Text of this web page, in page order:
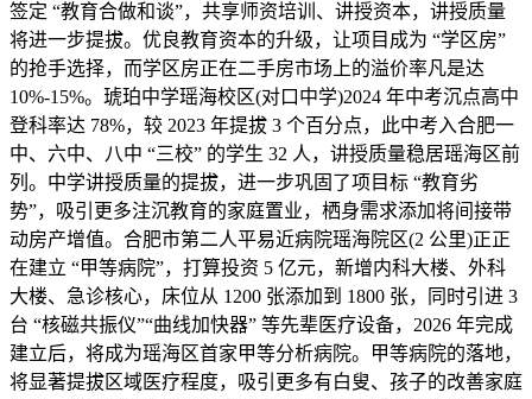
签定 “教育合做和谈”，共享师资培训、讲授资本，讲授质量
将进一步提拔。优良教育资本的升级，让项目成为 “学区房”
的抢手选择，而学区房正在二手房市场上的溢价率凡是达
10%-15%。琥珀中学瑶海校区(对口中学)2024 年中考沉点高中
登科率达 78%，较 2023 年提拔 3 个百分点，此中考入合肥一
中、六中、八中 “三校” 的学生 32 人，讲授质量稳居瑶海区前
列。中学讲授质量的提拔，进一步巩固了项目标 “教育劣
势”，吸引更多注沉教育的家庭置业，栖身需求添加将间接带
动房产增值。合肥市第二人平易近病院瑶海院区(2 公里)正正
在建立 “甲等病院”，打算投资 5 亿元，新增内科大楼、外科
大楼、急诊核心，床位从 1200 张添加到 1800 张，同时引进 3
台 “核磁共振仪”“曲线加快器” 等先辈医疗设备，2026 年完成
建立后，将成为瑶海区首家甲等分析病院。甲等病院的落地，
将显著提拔区域医疗程度，吸引更多有白叟、孩子的改善家庭